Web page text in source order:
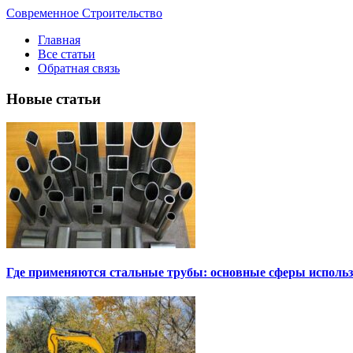
Современное Строительство
Главная
Все статьи
Обратная связь
Новые статьи
Где применяются стальные трубы: основные сферы